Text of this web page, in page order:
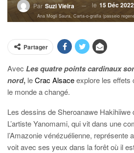
Par Suzi Vieira le 15 Déc 2022
Ana Mogli Saura, Carta-o-grafia (passeio
Partager
Avec Les quatre points cardinaux
nord, leCrac Alsaceexplore les effets
le monde a changé.
Les dessins de Sheroanawe Hakihiiwe
L’artiste Yanomami, qui vit dans une
l’Amazonie vénézuélienne, représente
voit avec ses yeux dans la forêt où il